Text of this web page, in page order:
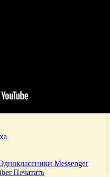
Messenger
Печатать